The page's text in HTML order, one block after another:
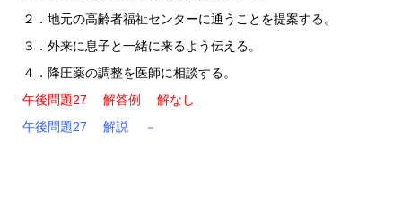
２．地元の高齢者福祉センターに通うことを提案する。
３．外来に息子と一緒に来るよう伝える。
４．降圧薬の調整を医師に相談する。
午後問題27 解答例 解なし
午後問題27 解説 －